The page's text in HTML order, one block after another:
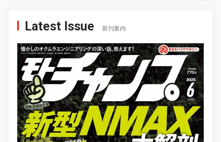
Latest Issue 新刊案内